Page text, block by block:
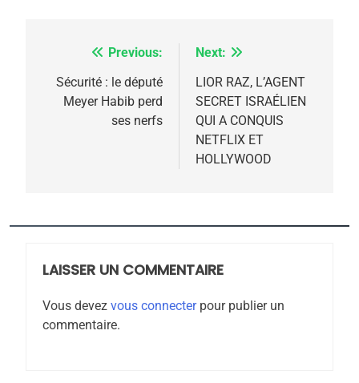
Navigation
de
l’article
Previous:
Sécurité : le député
Meyer Habib perd
ses nerfs
Next:
LIOR RAZ, L’AGENT
SECRET ISRAÉLIEN
QUI A CONQUIS
NETFLIX ET
HOLLYWOOD
LAISSER UN COMMENTAIRE
Vous devez vous connecterpour publier un
commentaire.
2025, l’année la plus
meurtrière selon le
l’antisémitisme
POURQUOI JE REVENDIQUE
MA JUDAÏTE par Thérèse
ISRAÉL JUDAISME